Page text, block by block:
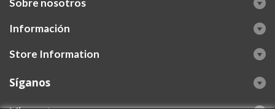
Sobre nosotros
Información
Store Information
Síganos